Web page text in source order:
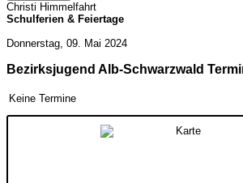
Christi Himmelfahrt
Schulferien & Feiertage
Donnerstag, 09. Mai 2024
Bezirksjugend Alb-Schwarzwald
Keine Termine